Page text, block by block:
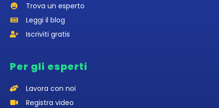
Trova un esperto
Leggi il blog
Iscriviti gratis
Per gli esperti
Lavora con noi
Registra video